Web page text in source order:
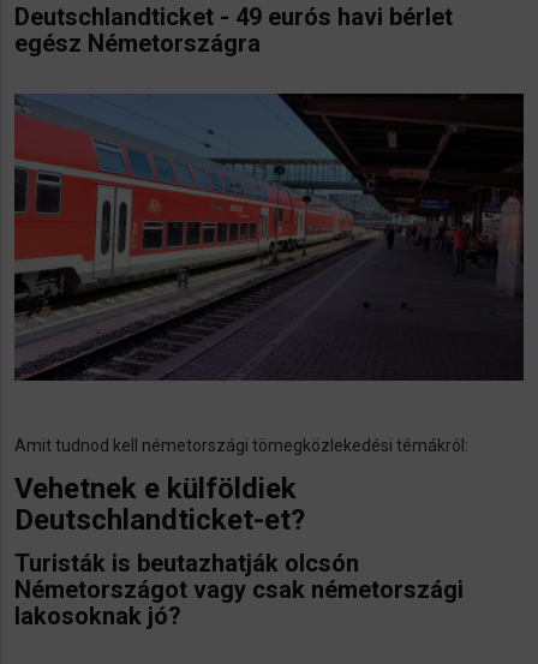
Deutschlandticket - 49 eurós havi bérlet
egész Németországra
Amit tudnod kell németországi tömegközlekedési témákról:
Vehetnek e külföldiek
Deutschlandticket-et?
Turisták is beutazhatják olcsón
Németországot vagy csak németországi
lakosoknak jó?